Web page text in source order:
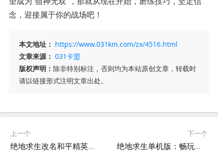
念，迎接属于你的战场吧！
本文地址： https://www.031km.com/zx/4516.html
文章来源： 031卡盟
版权声明： 除非特别标注，否则均为本站原创文章，转载时
请以链接形式注明文章出处。
上一个
绝地求生改名和平精英的原因-绝地求生为什么改名为和平精英
下一个
绝地求生单机版：畅玩无限制的吃鸡体验-绝地求生单机版下载与玩法全解析